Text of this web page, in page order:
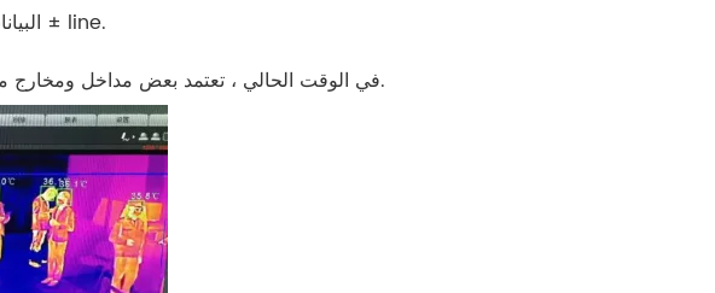
البيانات المقاسة أكثر دقة ، ويمكن أن تصل الدقة الفعلية إلى ± line.
في الوقت الحالي ، تعتمد بعض مداخل ومخارج مترو قوانغتشو هذه الطريقة ، وهي طريقة أكثر مسؤولية.